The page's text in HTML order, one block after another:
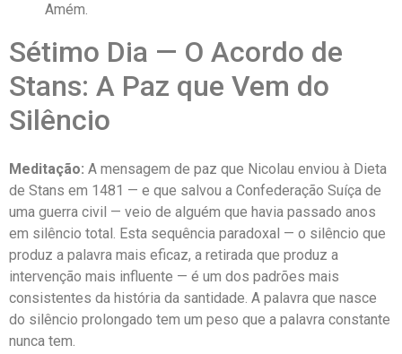
Amém.
Sétimo Dia — O Acordo de
Stans: A Paz que Vem do
Silêncio
Meditação: A mensagem de paz que Nicolau enviou à Dieta
de Stans em 1481 — e que salvou a Confederação Suíça de
uma guerra civil — veio de alguém que havia passado anos
em silêncio total. Esta sequência paradoxal — o silêncio que
produz a palavra mais eficaz, a retirada que produz a
intervenção mais influente — é um dos padrões mais
consistentes da história da santidade. A palavra que nasce
do silêncio prolongado tem um peso que a palavra constante
nunca tem.